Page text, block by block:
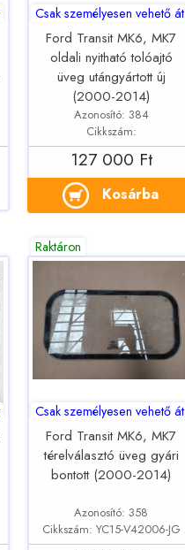
Csak személyesen vehető át
Ford Transit MK6, MK7
oldali nyitható tolóajtó
üveg utángyártott új
(2000-2014)
Azonosító: 384
Cikkszám:
127 000 Ft
Kosárba
Raktáron
Csak személyesen vehető át
Ford Transit MK6, MK7
térelválasztó üveg gyári
bontott (2000-2014)
Azonosító: 358
Cikkszám: YC15-V42006-JG